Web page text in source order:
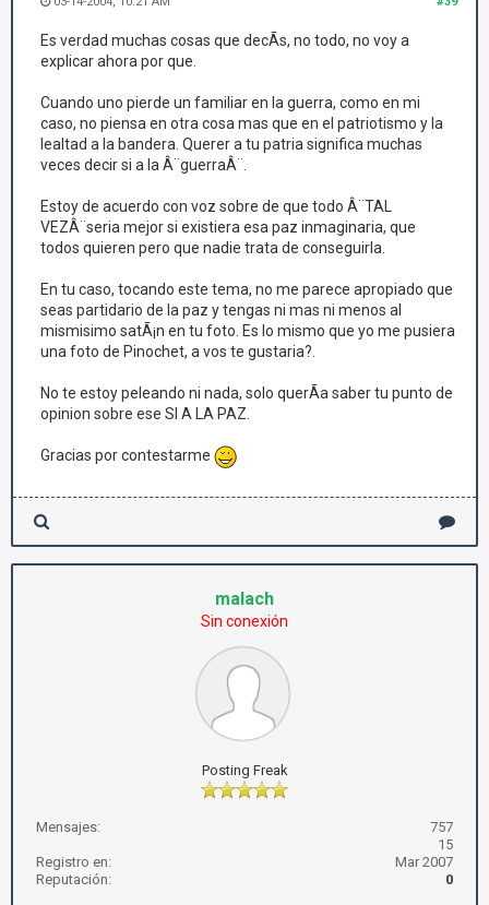
Es verdad muchas cosas que decÃ­s, no todo, no voy a
explicar ahora por que.
Cuando uno pierde un familiar en la guerra, como en mi
caso, no piensa en otra cosa mas que en el patriotismo y la
lealtad a la bandera. Querer a tu patria significa muchas
veces decir si a la Â¨guerraÂ¨.
Estoy de acuerdo con voz sobre de que todo Â¨TAL
VEZÂ¨seria mejor si existiera esa paz inmaginaria, que
todos quieren pero que nadie trata de conseguirla.
En tu caso, tocando este tema, no me parece apropiado que
seas partidario de la paz y tengas ni mas ni menos al
mismisimo satÃ¡n en tu foto. Es lo mismo que yo me pusiera
una foto de Pinochet, a vos te gustaria?.
No te estoy peleando ni nada, solo querÃ­a saber tu punto de
opinion sobre ese SI A LA PAZ.
Gracias por contestarme
malach
Sin conexión
Posting Freak
Mensajes:
757
15
Registro en:
Mar 2007
Reputación:
0